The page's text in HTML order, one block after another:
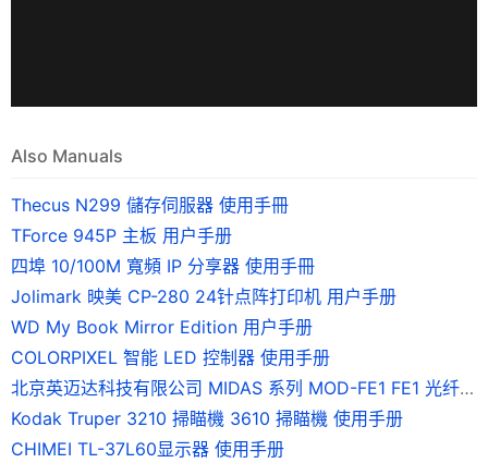
Also Manuals
Thecus N299 儲存伺服器 使用手冊
TForce 945P 主板 用户手册
四埠 10/100M 寬頻 IP 分享器 使用手冊
Jolimark 映美 CP-280 24针点阵打印机 用户手册
WD My Book Mirror Edition 用户手册
COLORPIXEL 智能 LED 控制器 使用手册
北京英迈达科技有限公司 MIDAS 系列 MOD-FE1 FE1 光纤调制解调器 说明书
Kodak Truper 3210 掃瞄機 3610 掃瞄機 使用手册
CHIMEI TL-37L60显示器 使用手册